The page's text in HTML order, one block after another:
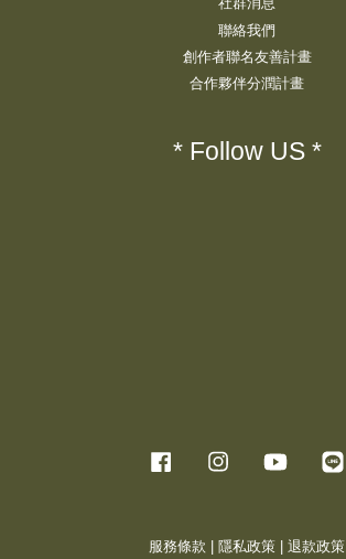
聯絡我們
創作者聯名友善計畫
合作夥伴分潤計畫
* Follow US *
Facebook Instagram YouTube
服務條款 隱私政策 退款政策